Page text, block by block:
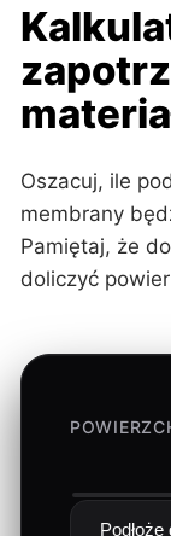
Oszacuj, ile
membrany
Pamiętaj, że
doliczyć